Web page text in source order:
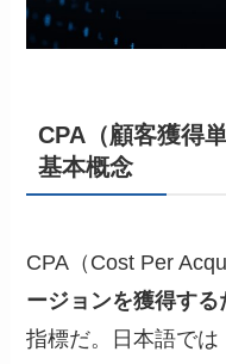
CPA（顧客獲得
基本概念
CPA（Cost Per
ージョンを獲得す
指標だ。日本語では